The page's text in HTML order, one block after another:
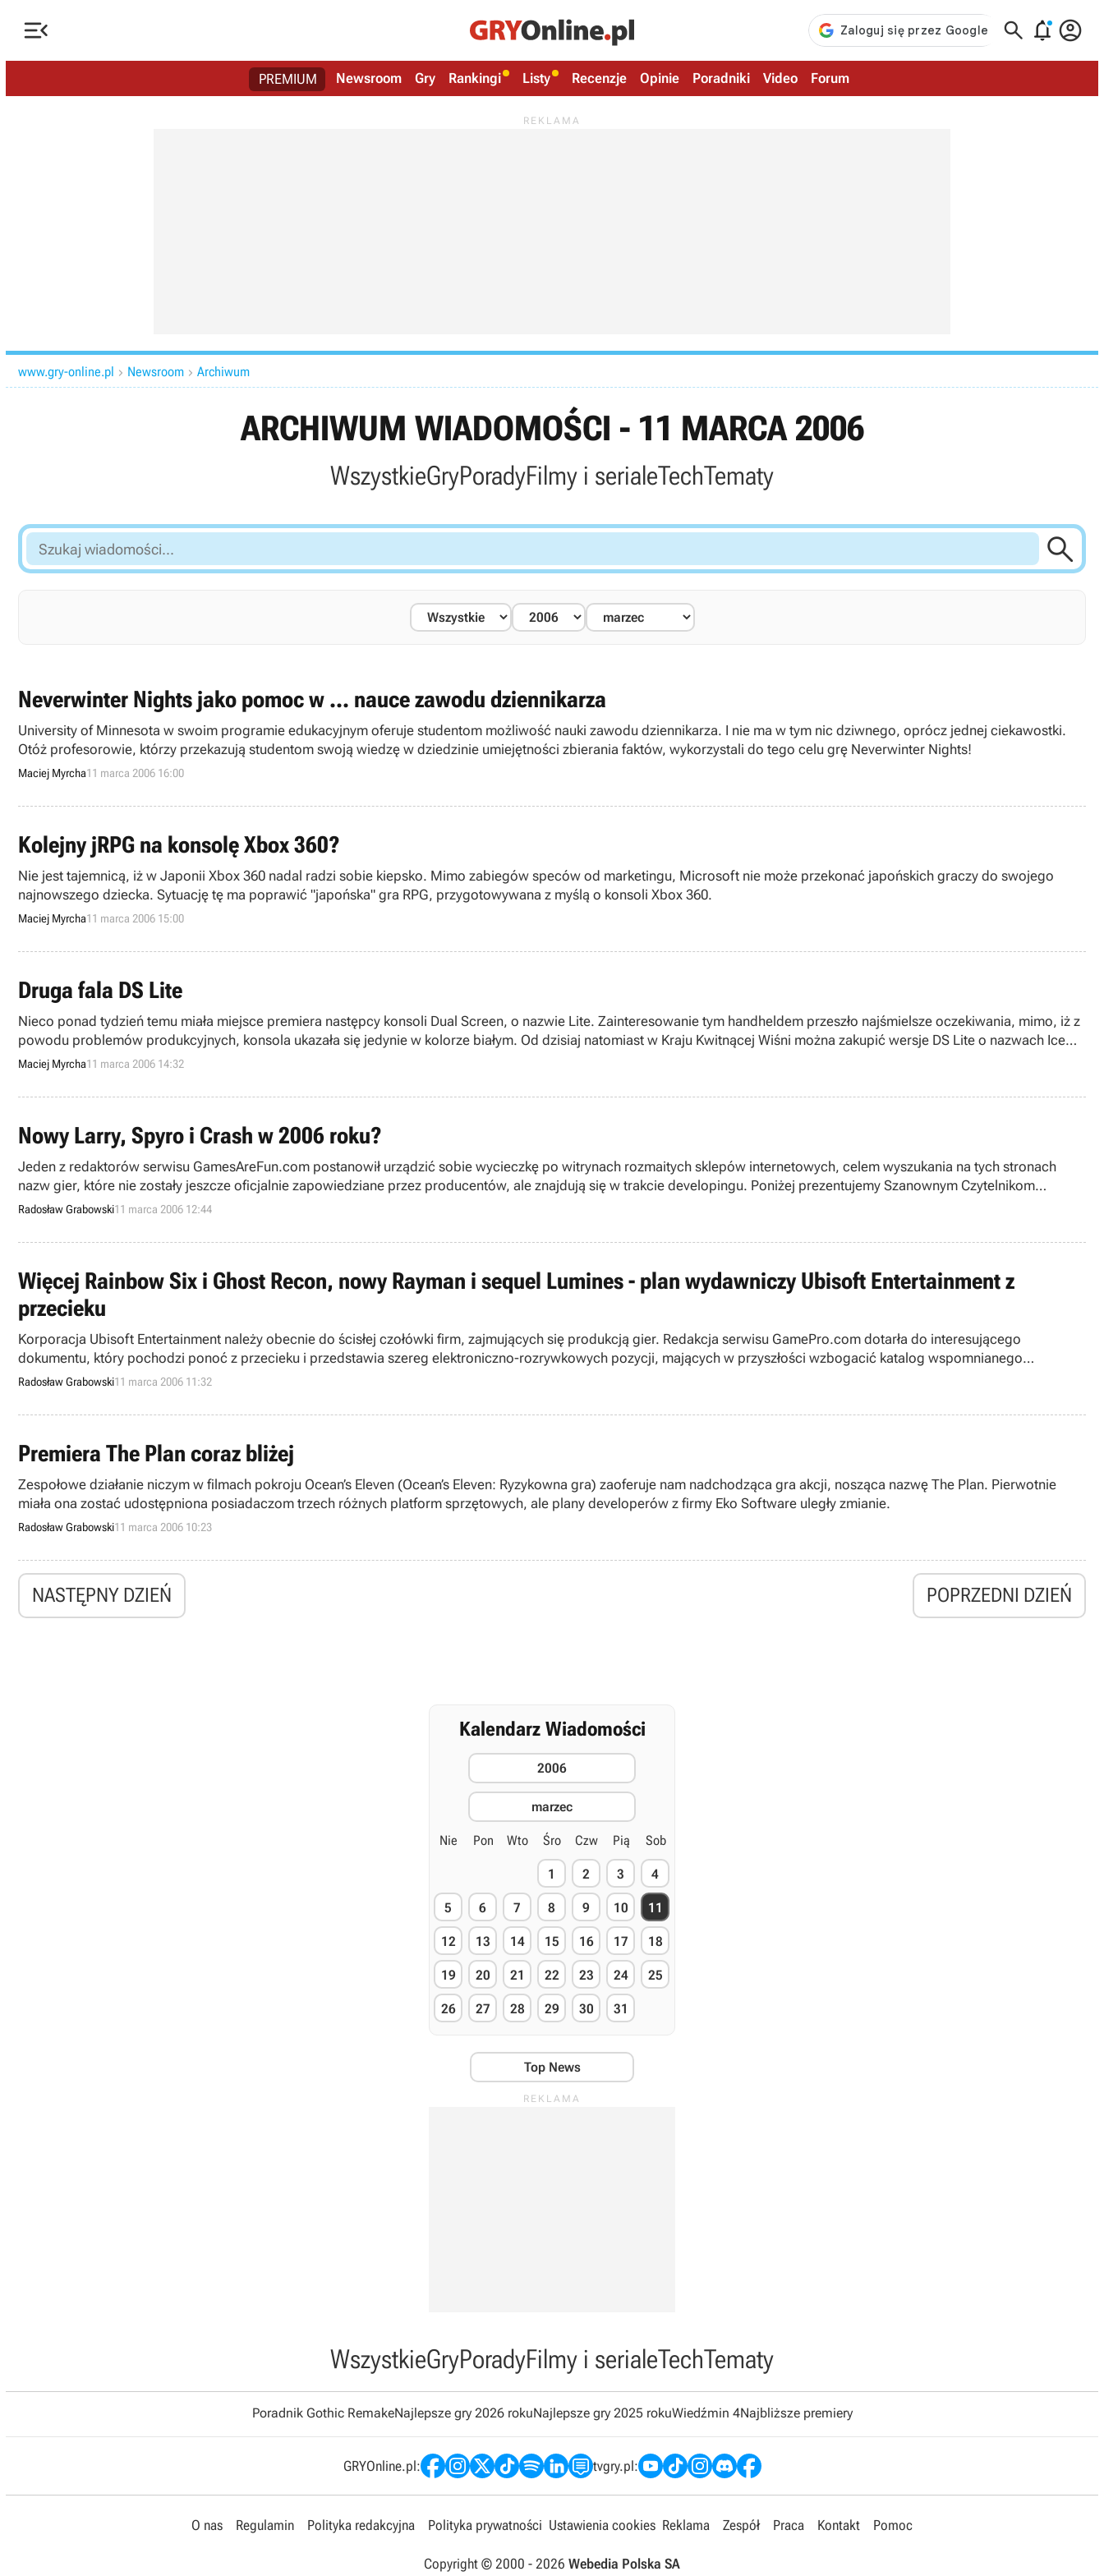
   
PREMIUM Newsroom Gry Rankingi Listy Recenzje Opinie Poradniki Video Forum
www.gry-online.pl  Newsroom  Archiwum
ARCHIWUM WIADOMOŚCI - 11 MARCA 2006
WszystkieGryPoradyFilmy i serialeTechTematy
Szukaj
wiadomości...

Neverwinter Nights jako pomoc w ... nauce zawodu dziennikarza
University of Minnesota w swoim programie edukacyjnym oferuje studentom możliwość nauki zawodu dziennikarza. I nie ma w tym nic dziwnego, oprócz jednej ciekawostki.
Otóż profesorowie, którzy przekazują studentom swoją wiedzę w dziedzinie umiejętności zbierania faktów, wykorzystali do tego celu grę Neverwinter Nights!
Maciej Myrcha11 marca 2006 16:00
Kolejny jRPG na konsolę Xbox 360?
Nie jest tajemnicą, iż w Japonii Xbox 360 nadal radzi sobie kiepsko. Mimo zabiegów speców od marketingu, Microsoft nie może przekonać japońskich graczy do swojego
najnowszego dziecka. Sytuację tę ma poprawić "japońska" gra RPG, przygotowywana z myślą o konsoli Xbox 360.
Maciej Myrcha11 marca 2006 15:00
Druga fala DS Lite
Nieco ponad tydzień temu miała miejsce premiera następcy konsoli Dual Screen, o nazwie Lite. Zainteresowanie tym handheldem przeszło najśmielsze oczekiwania, mimo, iż z
powodu problemów produkcyjnych, konsola ukazała się jedynie w kolorze białym. Od dzisiaj natomiast w Kraju Kwitnącej Wiśni można zakupić wersje DS Lite o nazwach Ice
Blue oraz Enamel Navy.
Maciej Myrcha11 marca 2006 14:32
Nowy Larry, Spyro i Crash w 2006 roku?
Jeden z redaktorów serwisu GamesAreFun.com postanowił urządzić sobie wycieczkę po witrynach rozmaitych sklepów internetowych, celem wyszukania na tych stronach
nazw gier, które nie zostały jeszcze oficjalnie zapowiedziane przez producentów, ale znajdują się w trakcie developingu. Poniżej prezentujemy Szanownym Czytelnikom
wybrane efekty śledztwa (tytuły, platformy, daty premier i wydawcy).
Radosław Grabowski11 marca 2006 12:44
Więcej Rainbow Six i Ghost Recon, nowy Rayman i sequel Lumines - plan wydawniczy Ubisoft Entertainment z
przecieku
Korporacja Ubisoft Entertainment należy obecnie do ścisłej czołówki firm, zajmujących się produkcją gier. Redakcja serwisu GamePro.com dotarła do interesującego
dokumentu, który pochodzi ponoć z przecieku i przedstawia szereg elektroniczno-rozrywkowych pozycji, mających w przyszłości wzbogacić katalog wspomnianego
koncernu.
Radosław Grabowski11 marca 2006 11:32
Premiera The Plan coraz bliżej
Zespołowe działanie niczym w filmach pokroju Ocean’s Eleven (Ocean’s Eleven: Ryzykowna gra) zaoferuje nam nadchodząca gra akcji, nosząca nazwę The Plan. Pierwotnie
miała ona zostać udostępniona posiadaczom trzech różnych platform sprzętowych, ale plany developerów z firmy Eko Software uległy zmianie.
Radosław Grabowski11 marca 2006 10:23
NASTĘPNY DZIEŃ POPRZEDNI DZIEŃ
Kalendarz Wiadomości
2006
marzec
Nie Pon Wto Śro Czw Pią Sob
1 2 3 4
5 6 7 8 9 10 11
12 13 14 15 16 17 18
19 20 21 22 23 24 25
26 27 28 29 30 31
Top News
WszystkieGryPoradyFilmy i serialeTechTematy
Poradnik Gothic RemakeNajlepsze gry 2026 rokuNajlepsze gry 2025 rokuWiedźmin 4Najbliższe premiery
GRYOnline.pl: tvgry.pl:
O nas Regulamin Polityka redakcyjna Polityka prywatności Ustawienia cookies Reklama Zespół Praca Kontakt Pomoc
Copyright © 2000 - 2026 Webedia Polska SA